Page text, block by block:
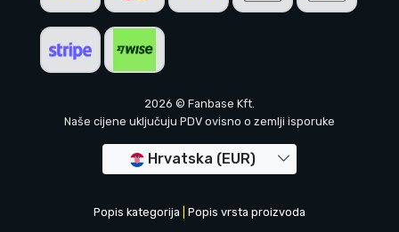
2026 © Fanbase Kft.
Naše cijene uključuju PDV ovisno o zemlji isporuke
Hrvatska (EUR)
Popis kategorija Popis vrsta proizvoda